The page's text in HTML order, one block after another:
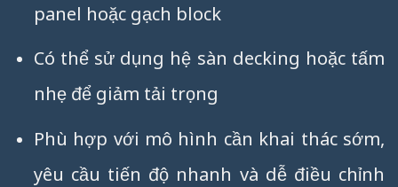
panel hoặc gạch block
Có thể sử dụng hệ sàn decking hoặc tấm
nhẹ để giảm tải trọng
Phù hợp với mô hình cần khai thác sớm,
yêu cầu tiến độ nhanh và dễ điều chỉnh